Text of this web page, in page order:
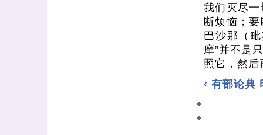
我们灭尽
断烦恼；
巴沙那（
摩”并不是
照它，然
‹ 有部论典